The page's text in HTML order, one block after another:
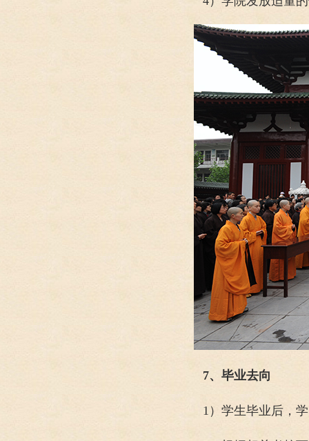
7、毕业去向
1）学生毕业后，